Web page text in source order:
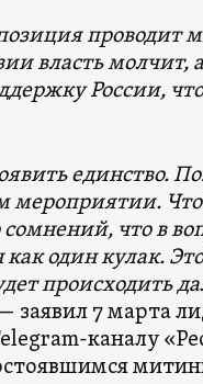
проводит
власть молчит,
России,
единство.
что в
один кулак.
происходить
заявил 7 марта
каналу